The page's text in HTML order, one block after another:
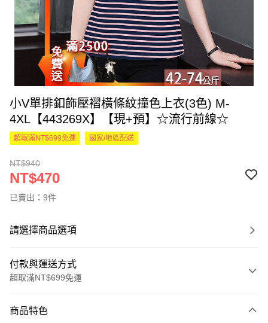
小V單排釦飾壓褶橫條紋撞色上衣(3色) M-
4XL【443269X】【現+預】☆流行前線☆
超取滿NT$699免運 國家/地區配送
NT$940
NT$470
已賣出：9件
請選擇商品選項
付款與運送方式
超取滿NT$699免運
信用卡一次付款
商品特色